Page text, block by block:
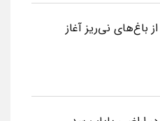
باغ‌های نی‌ریز آغاز